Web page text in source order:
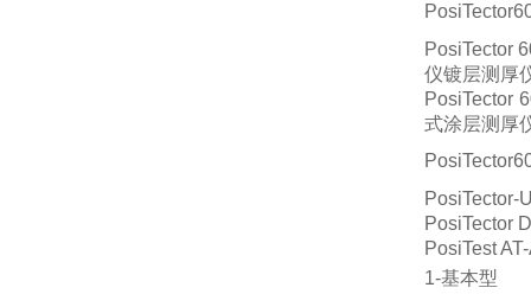
PosiTector
仪镀层测厚
PosiTector
式涂层测厚
PosiTector-
PosiTector
PosiTest
1-基本型